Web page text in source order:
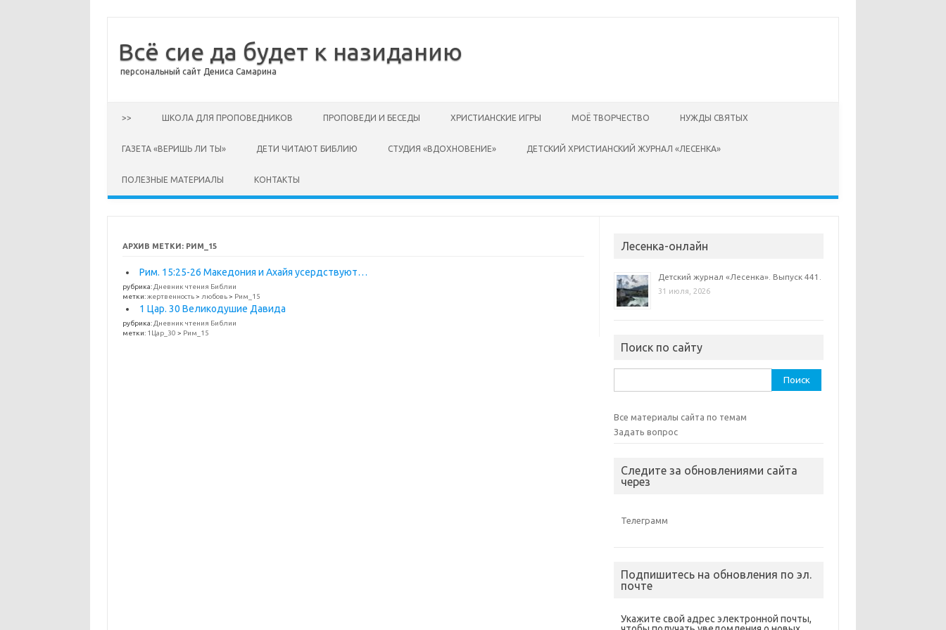
Всё сие да будет к назиданию
персональный сайт Дениса Самарина
>> ШКОЛА ДЛЯ ПРОПОВЕДНИКОВ ПРОПОВЕДИ И БЕСЕДЫ ХРИСТИАНСКИЕ ИГРЫ МОЁ ТВОРЧЕСТВО НУЖДЫ СВЯТЫХ
ГАЗЕТА «ВЕРИШЬ ЛИ ТЫ» ДЕТИ ЧИТАЮТ БИБЛИЮ СТУДИЯ «ВДОХНОВЕНИЕ» ДЕТСКИЙ ХРИСТИАНСКИЙ ЖУРНАЛ «ЛЕСЕНКА»
ПОЛЕЗНЫЕ МАТЕРИАЛЫ КОНТАКТЫ
АРХИВ МЕТКИ: РИМ_15
Рим. 15:25-26 Македония и Ахайя усердствуют…
рубрика: Дневник чтения Библии
метки:жертвенность> любовь> Рим_15
1 Цар. 30 Великодушие Давида
рубрика: Дневник чтения Библии
метки: 1Цар_30 > Рим_15
Лесенка-онлайн
Детский журнал «Лесенка». Выпуск 441.
31 июля, 2026
Поиск по сайту
Все материалы сайта по темам
Задать вопрос
Следите за обновлениями сайта
через
Телеграмм
Подпишитесь на обновления по эл.
почте
Укажите свой адрес электронной почты,